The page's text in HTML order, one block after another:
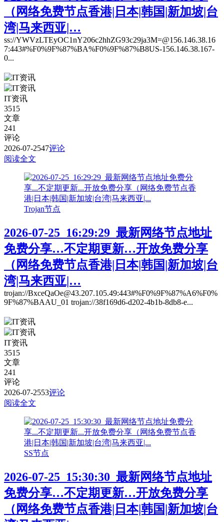
（网络免费节点香港|日本|韩国|新加坡|台
湾|马来西亚|…
ss://YWVzLTEyOC1nY206c2hhZG93c29ja3M=@156.146.38.16
7:443#%F0%9F%87%BA%F0%9F%87%B8US-156.146.38.167-
0...
IT资讯
3515
文章
241
评论
2026-07-2547评论
阅读全文
Trojan节点
2026-07-25_16:29:29_最新网络节点地址
免费分享…不定期更新…开放免费分享
（网络免费节点香港|日本|韩国|新加坡|台
湾|马来西亚|…
trojan://BxceQaOe@43.207.105.49:443#%F0%9F%87%A6%F0%
9F%87%BAAU_01 trojan://38f169d6-d202-4b1b-8db8-e...
IT资讯
3515
文章
241
评论
2026-07-2553评论
阅读全文
SS节点
2026-07-25_15:30:30_最新网络节点地址
免费分享…不定期更新…开放免费分享
（网络免费节点香港|日本|韩国|新加坡|台